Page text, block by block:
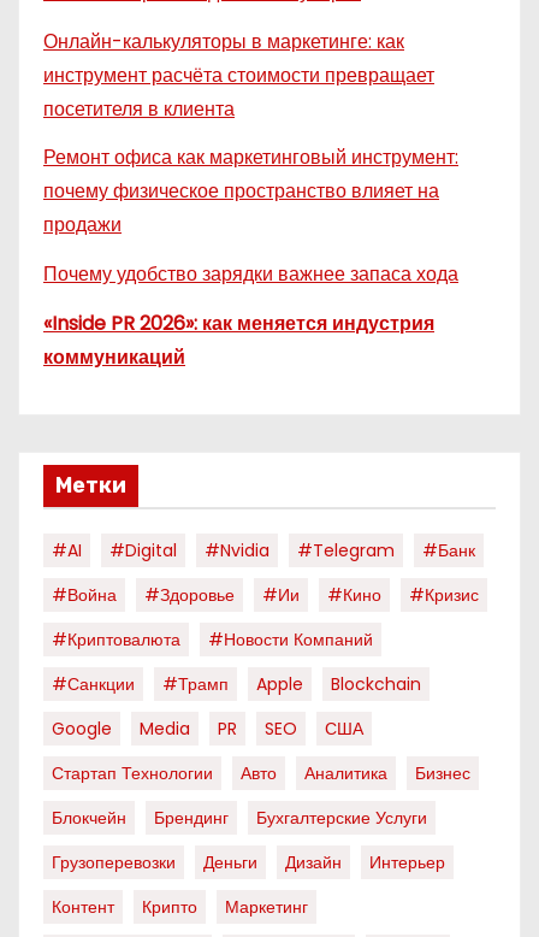
Онлайн-калькуляторы в маркетинге: как
инструмент расчёта стоимости превращает
посетителя в клиента
Ремонт офиса как маркетинговый инструмент:
почему физическое пространство влияет на
продажи
Почему удобство зарядки важнее запаса хода
«Inside PR 2026»: как меняется индустрия
коммуникаций
Метки
#AI #digital #nvidia #telegram
#банк
#война
#здоровье #ии #кино
#кризис
#криптовалюта
#новости Компаний
#санкции
#трамп Apple
Blockchain
Google
Media PR SEO
США
Стартап Технологии
Авто Аналитика
Бизнес
Блокчейн
Брендинг
Бухгалтерские Услуги
Грузоперевозки
Деньги Дизайн
Интерьер
Контент
Крипто
Маркетинг